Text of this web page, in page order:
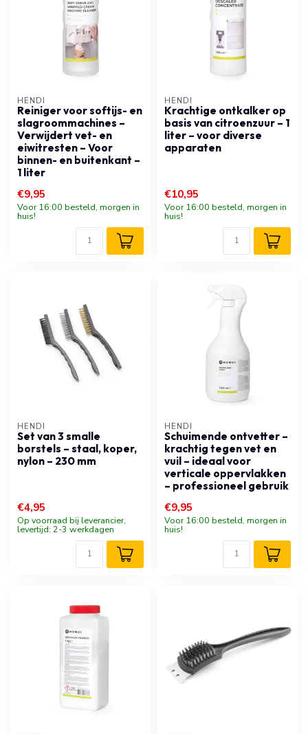
HENDI
Reiniger voor softijs- en
slagroommachines –
Verwijdert vet- en
eiwitresten – Voor
binnen- en buitenkant –
1 liter
€9,95
Voor 16:00 besteld, morgen in
huis!
HENDI
Krachtige ontkalker op
basis van citroenzuur – 1
liter – voor diverse
apparaten
€10,95
Voor 16:00 besteld, morgen in
huis!
HENDI
Set van 3 smalle
borstels – staal, koper,
nylon – 230 mm
€4,95
Op voorraad bij leverancier,
levertijd: 2-3 werkdagen
HENDI
Schuimende ontvetter –
krachtig tegen vet en
vuil – ideaal voor
verticale oppervlakken
– professioneel gebruik
€9,95
Voor 16:00 besteld, morgen in
huis!